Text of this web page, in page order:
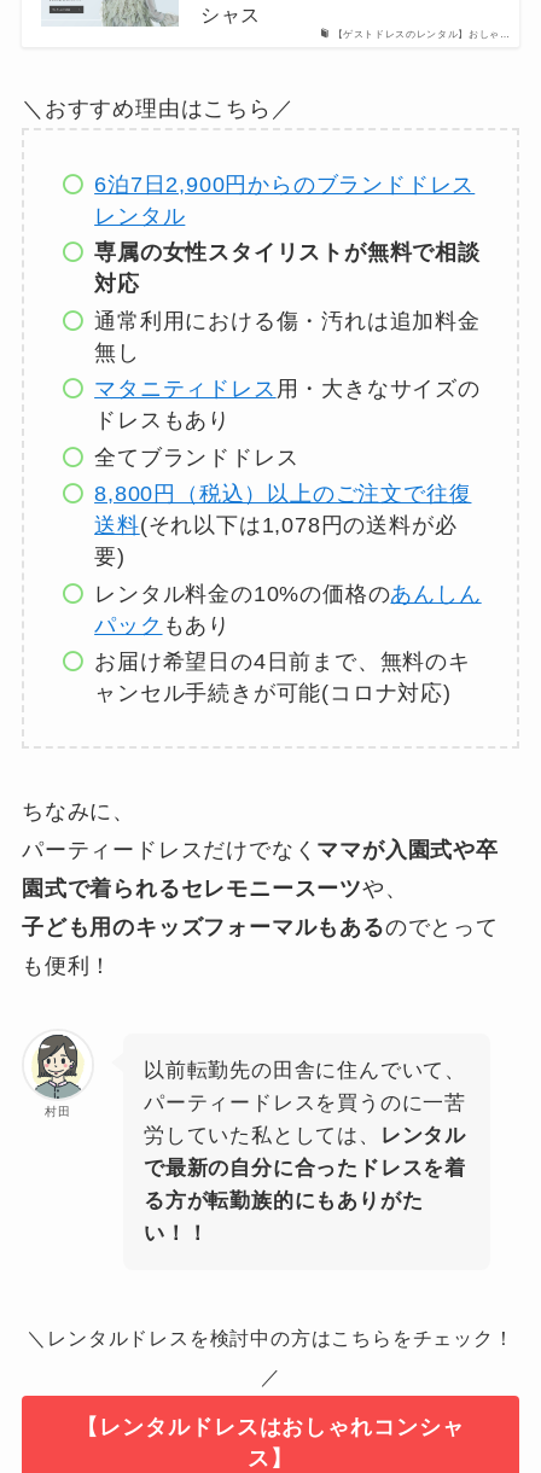
【ゲストドレスのレンタル】おしゃ…
シャス
＼おすすめ理由はこちら／
6泊7日2,900円からのブランドドレス
レンタル
専属の女性スタイリストが無料で相談
対応
通常利用における傷・汚れは追加料金
無し
マタニティドレス 用・大きなサイズの
ドレスもあり
全てブランドドレス
8,800円（税込）以上のご注文で往復
送料(それ以下は1,078円の送料が必
要)
レンタル料金の10%の価格のあんしん
パック もあり
お届け希望日の4日前まで、無料のキ
ャンセル手続きが可能(コロナ対応)
ちなみに、
パーティードレスだけでなく ママが入園式や卒
園式で着られるセレモニースーツや、
子ども用のキッズフォーマルもあるのでとって
も便利！
村田
以前転勤先の田舎に住んでいて、
パーティードレスを買うのに一苦
労していた私としては、
レンタル
で最新の自分に合ったドレスを着
る方が転勤族的にもありがた
い！！
＼レンタルドレスを検討中の方はこちらをチェック！
／
【レンタルドレスはおしゃれコンシャ
ス】